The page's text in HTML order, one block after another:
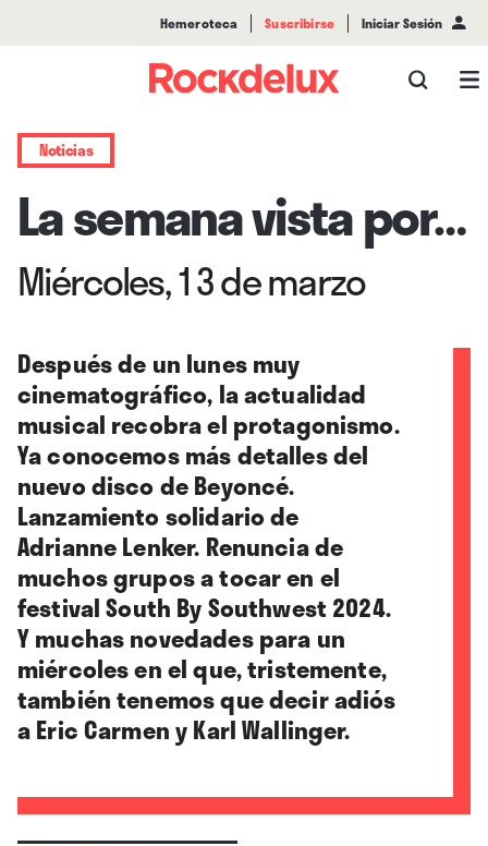
Hemeroteca Suscribirse Iniciar Sesión
Noticias
La semana vista por…
Miércoles, 13 de marzo
Después de un lunes muy
cinematográfico, la actualidad
musical recobra el protagonismo.
Ya conocemos más detalles del
nuevo disco de Beyoncé.
Lanzamiento solidario de
Adrianne Lenker. Renuncia de
muchos grupos a tocar en el
festival South By Southwest 2024.
Y muchas novedades para un
miércoles en el que, tristemente,
también tenemos que decir adiós
a Eric Carmen y Karl Wallinger.